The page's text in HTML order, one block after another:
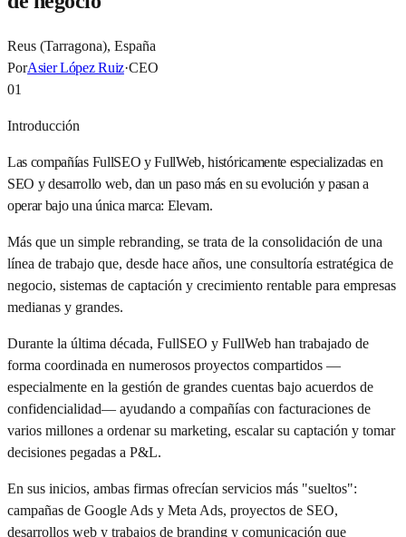
Reus (Tarragona), España
PorAsier López Ruiz·CEO
01
Introducción
Las compañías FullSEO y FullWeb, históricamente especializadas en
SEO y desarrollo web, dan un paso más en su evolución y pasan a
operar bajo una única marca: Elevam.
Más que un simple rebranding, se trata de la consolidación de una
línea de trabajo que, desde hace años, une consultoría estratégica de
negocio, sistemas de captación y crecimiento rentable para empresas
medianas y grandes.
Durante la última década, FullSEO y FullWeb han trabajado de
forma coordinada en numerosos proyectos compartidos —
especialmente en la gestión de grandes cuentas bajo acuerdos de
confidencialidad— ayudando a compañías con facturaciones de
varios millones a ordenar su marketing, escalar su captación y tomar
decisiones pegadas a P&L.
En sus inicios, ambas firmas ofrecían servicios más "sueltos":
campañas de Google Ads y Meta Ads, proyectos de SEO,
desarrollos web y trabajos de branding y comunicación que